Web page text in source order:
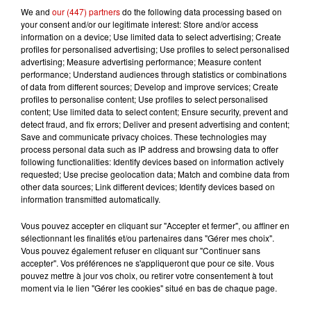
réalisateur de film, hôtesse de l’air
Infos
Voir plus
7h06
Soupçonné d'incendies en
Deux-Sèvres et en Maine-et-
Loire, un homme...
9 août 2026
SNCF : attention à ce faux SMS
amende
9 août 2026
Un incendie se déclare à
We and our (447) partnersdo the following data processing based on
your consent and/or our legitimate interest: Store and/or access
information on a device; Use limited data to select advertising; Create
profiles for personalised advertising; Use profiles to select personalised
advertising; Measure advertising performance; Measure content
performance; Understand audiences through statistics or combinations
of data from different sources; Develop and improve services; Create
profiles to personalise content; Use profiles to select personalised
content; Use limited data to select content; Ensure security, prevent and
detect fraud, and fix errors; Deliver and present advertising and content;
Save and communicate privacy choices. These technologies may
process personal data such as IP address and browsing data to offer
following functionalities: Identify devices based on information actively
requested; Use precise geolocation data; Match and combine data from
other data sources; Link different devices; Identify devices based on
information transmitted automatically.
Vous pouvez accepter en cliquant sur "Accepter et fermer", ou affiner en
sélectionnant les finalités et/ou partenaires dans "Gérer mes choix".
Vous pouvez également refuser en cliquant sur "Continuer sans
accepter". Vos préférences ne s'appliqueront que pour ce site. Vous
pouvez mettre à jour vos choix, ou retirer votre consentement à tout
moment via le lien "Gérer les cookies" situé en bas de chaque page.